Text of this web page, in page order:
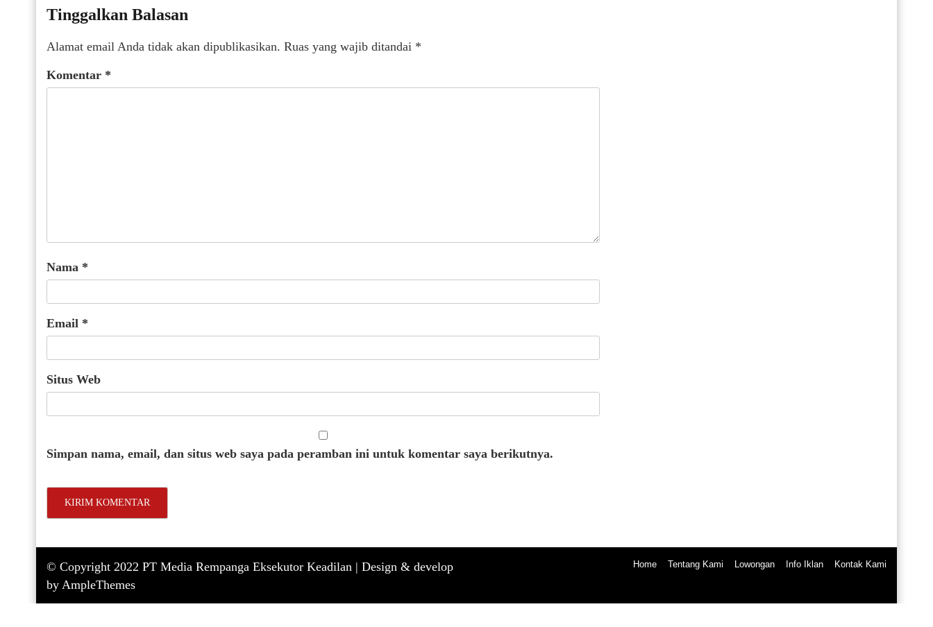
Tinggalkan Balasan
Alamat email Anda tidak akan dipublikasikan. Ruas yang wajib ditandai *
Komentar *
Nama *
Email *
Situs Web
Simpan nama, email, dan situs web saya pada peramban ini untuk komentar saya berikutnya.
© Copyright 2022 PT Media Rempanga Eksekutor Keadilan | Design & develop
by AmpleThemes
Home Tentang Kami Lowongan Info Iklan Kontak Kami